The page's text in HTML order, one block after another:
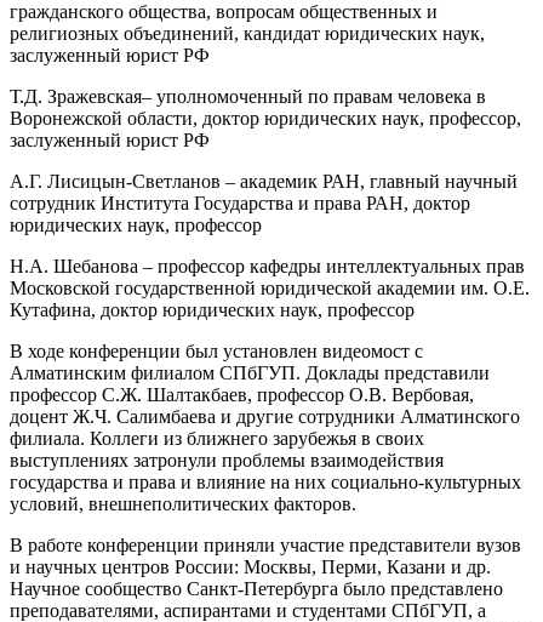
гражданского общества, вопросам общественных и
религиозных объединений, кандидат юридических наук,
заслуженный юрист РФ
Т.Д. Зражевская– уполномоченный по правам человека в
Воронежской области, доктор юридических наук, профессор,
заслуженный юрист РФ
А.Г. Лисицын-Светланов – академик РАН, главный научный
сотрудник Института Государства и права РАН, доктор
юридических наук, профессор
Н.А. Шебанова – профессор кафедры интеллектуальных прав
Московской государственной юридической академии им. О.Е.
Кутафина, доктор юридических наук, профессор
В ходе конференции был установлен видеомост с
Алматинским филиалом СПбГУП. Доклады представили
профессор С.Ж. Шалтакбаев, профессор О.В. Вербовая,
доцент Ж.Ч. Салимбаева и другие сотрудники Алматинского
филиала. Коллеги из ближнего зарубежья в своих
выступлениях затронули проблемы взаимодействия
государства и права и влияние на них социально-культурных
условий, внешнеполитических факторов.
В работе конференции приняли участие представители вузов
и научных центров России: Москвы, Перми, Казани и др.
Научное сообщество Санкт-Петербурга было представлено
преподавателями, аспирантами и студентами СПбГУП, а